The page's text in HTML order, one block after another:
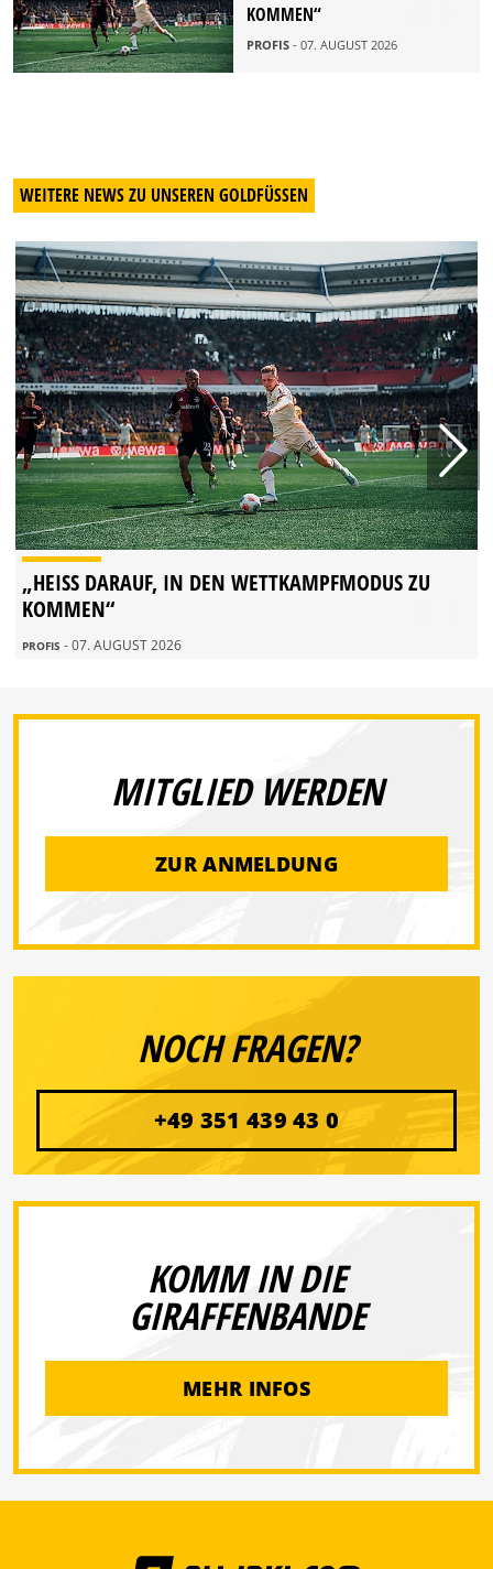
OMMEN“
PROFIS - 07. AUGUST 2026
WEITERE NEWS ZU UNSEREN GOLDFÜSSEN
„HEISS DARAUF, IN DEN WETTKAMPFMODUS ZU K
OMMEN“
PROFIS - 07. AUGUST 2026
MITGLIED WERDEN
ZUR ANMELDUNG
NOCH FRAGEN?
+49 351 439 43 0
KOMM IN DIE
GIRAFFENBANDE
MEHR INFOS